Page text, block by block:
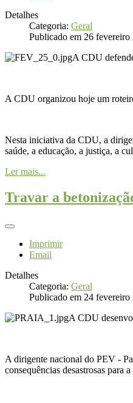
Detalhes
Categoria: Geral
Publicado em 26 fevereiro
A CDU
A CDU organizou hoje um
Nesta iniciativa da CDU, a
saúde, a educação, a justiça, a
Ler mais...
Travar a
Imprimir
Email
Detalhes
Categoria: Geral
Publicado em 24 fevereiro
A CDU
A dirigente nacional do PEV -
consequências desastrosas para